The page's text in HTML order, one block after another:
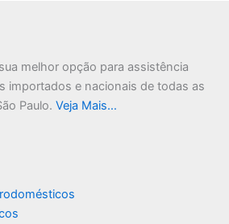
melhor opção para assistência
importados e nacionais de todas as
Paulo. Veja Mais…